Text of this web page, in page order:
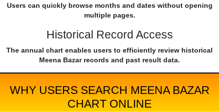
Users can quickly browse months and dates without opening
multiple pages.
Historical Record Access
The annual chart enables users to efficiently review historical
Meena Bazar records and past result data.
WHY USERS SEARCH MEENA BAZAR
CHART ONLINE